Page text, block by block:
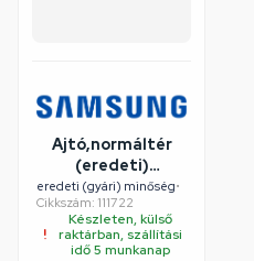
Ajtó,normáltér
(eredeti)
SAMSUNG
hűtőgép
eredeti (gyári) minőség•
Cikkszám: 111722
Készleten, külső
raktárban, szállítási
idő 5 munkanap